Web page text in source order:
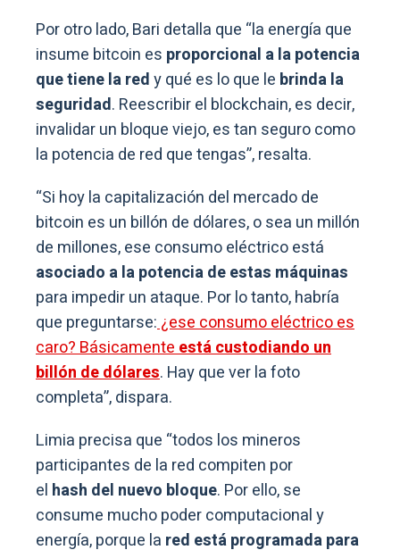
Por otro lado, Bari detalla que “la energía que
insume bitcoin es proporcional a la potencia
que tiene la redy qué es lo que le brinda la
seguridad. Reescribir el blockchain, es decir,
invalidar un bloque viejo, es tan seguro como
la potencia de red que tengas”, resalta.
“Si hoy la capitalización del mercado de
bitcoin es un billón de dólares, o sea un millón
de millones, ese consumo eléctrico está
asociado a la potencia de estas máquinas
para impedir un ataque. Por lo tanto, habría
que preguntarse:¿ese consumo eléctrico es
caro? Básicamenteestá custodiando un
billón de dólares. Hay que ver la foto
completa”, dispara.
Limia precisa que “todos los mineros
participantes de la red compiten por
el hash del nuevo bloque. Por ello, se
consume mucho poder computacional y
energía, porque la red está programada para